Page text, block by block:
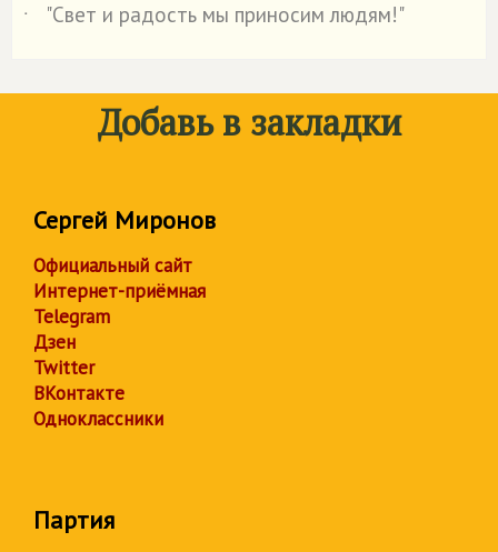
˙
"Свет и радость мы приносим людям!"
Добавь в закладки
Сергей Миронов
Официальный сайт
Интернет-приёмная
Telegram
Дзен
Twitter
ВКонтакте
Одноклассники
Партия